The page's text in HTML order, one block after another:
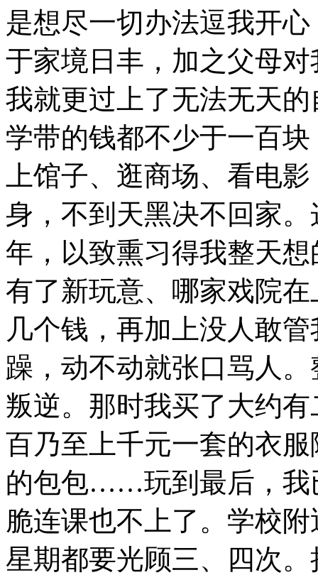
是想尽一切办法逗我开
于家境日丰，加之父母
我就更过上了无法无天
学带的钱都不少于一百
上馆子、逛商场、看电
身，不到天黑决不回家
年，以致熏习得我整天
有了新玩意、哪家戏院
几个钱，再加上没人敢
躁，动不动就张口骂人
叛逆。那时我买了大约
百乃至上千元一套的衣
的包包……玩到最后，我
脆连课也不上了。学校
星期都要光顾三、四次